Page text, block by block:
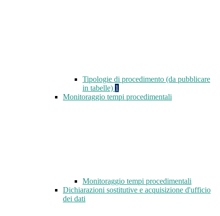
Tipologie di procedimento (da pubblicare
in tabelle) 1
Monitoraggio tempi procedimentali
Monitoraggio tempi procedimentali
Dichiarazioni sostitutive e acquisizione d'ufficio
dei dati